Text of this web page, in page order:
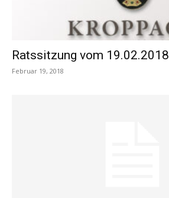
Ratssitzung vom 19.02.2018
Februar 19, 2018